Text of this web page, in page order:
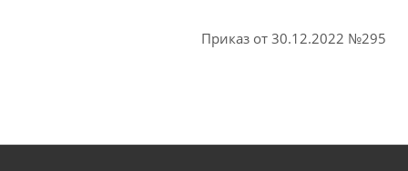
Приказ от 30.12.2022 №295